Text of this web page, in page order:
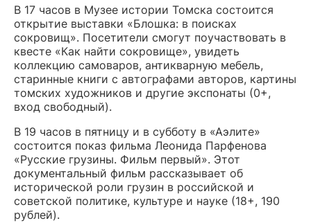
В 17 часов в Музее истории Томска состоится
открытие выставки «Блошка: в поисках
сокровищ». Посетители смогут поучаствовать в
квесте «Как найти сокровище», увидеть
коллекцию самоваров, антикварную мебель,
старинные книги с автографами авторов, картины
томских художников и другие экспонаты (0+,
вход свободный).
В 19 часов в пятницу и в субботу в «Аэлите»
состоится показ фильма Леонида Парфенова
«Русские грузины. Фильм первый». Этот
документальный фильм рассказывает об
исторической роли грузин в российской и
советской политике, культуре и науке (18+, 190
рублей).